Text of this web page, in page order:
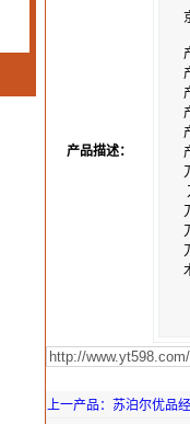
产品描述：
上一产品：苏泊尔优品